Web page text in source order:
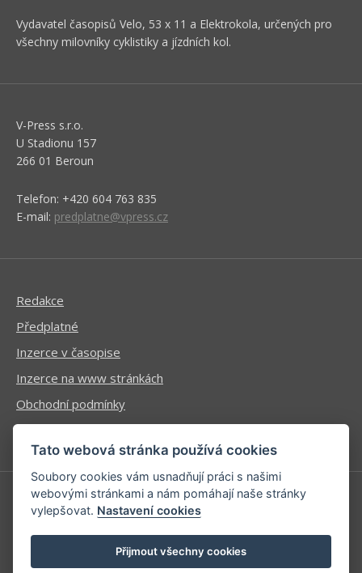
Vydavatel časopisů Velo, 53 x 11 a Elektrokola, určených pro
všechny milovníky cyklistiky a jízdních kol.
V-Press s.r.o.
U Stadionu 157
266 01 Beroun
Telefon: +420 604 763 835
E-mail: predplatne@vpress.cz
Redakce
Předplatné
Inzerce v časopise
Inzerce na www stránkách
Obchodní podmínky
Ochrana osobních údajů
Příhlášení | Registrace
Kontaktní informace
Mapa stránek
Tato webová stránka používá cookies
Soubory cookies vám usnadňují práci s našimi
webovými stránkami a nám pomáhají naše stránky
vylepšovat. Nastavení cookies
Přijmout všechny cookies